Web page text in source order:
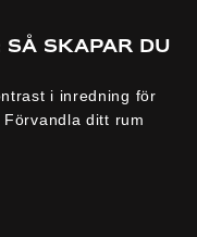
skapar du
i inredning för
ditt rum